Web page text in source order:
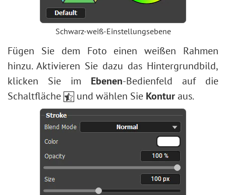
Schwarz-weiß-Einstellungsebene
Fügen Sie dem Foto einen weißen Rahmen
hinzu. Aktivieren Sie dazu das Hintergrundbild,
klicken Sie im Ebenen-Bedienfeld auf die
Schaltfläche
und wählen Sie Konturaus.